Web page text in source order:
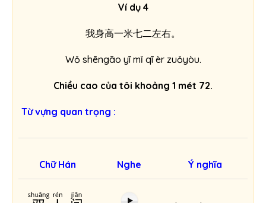
Ví dụ 4
我身高一米七二左右。
Wǒ shēngāo yī mǐ qī èr zuǒyòu.
Chiều cao của tôi khoảng 1 mét 72.
Từ vựng quan trọng :
Chữ Hán Nghe Ý nghĩa